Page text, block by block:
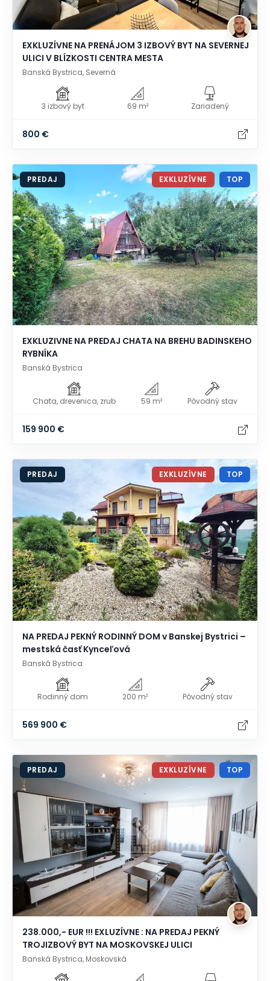
EXKLUZÍVNE NA PRENÁJOM 3 IZBOVÝ BYT NA SEVERNEJ
ULICI V BLÍZKOSTI CENTRA MESTA
Banská Bystrica, Severná
3 izbový byt 69 m² Zariadený
800 €
PREDAJ EXKLUZÍVNE TOP
EXKLUZIVNE NA PREDAJ CHATA NA BREHU BADINSKEHO
RYBNÍKA
Banská Bystrica
Chata, drevenica, zrub 59 m² Pôvodný stav
159 900 €
PREDAJ EXKLUZÍVNE TOP
NA PREDAJ PEKNÝ RODINNÝ DOM v Banskej Bystrici –
mestská časť Kynceľová
Banská Bystrica
Rodinný dom 200 m² Pôvodný stav
569 900 €
PREDAJ EXKLUZÍVNE TOP
238.000,- EUR !!! EXLUZÍVNE : NA PREDAJ PEKNÝ
TROJIZBOVÝ BYT NA MOSKOVSKEJ ULICI
Banská Bystrica, Moskovská